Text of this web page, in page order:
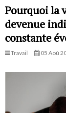
Pourquoi la
devenue
constante
Travail 05 Aoû